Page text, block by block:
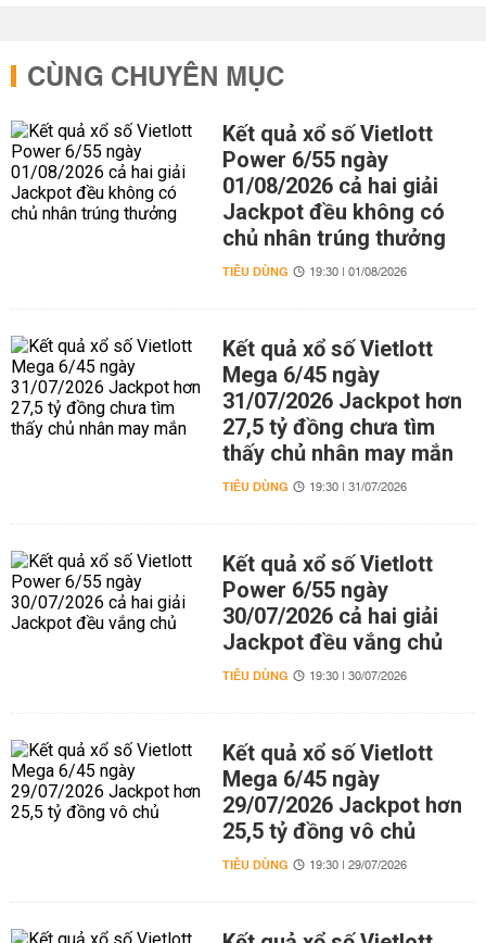
CÙNG CHUYÊN MỤC
Kết quả xổ số Vietlott
Power 6/55 ngày
01/08/2026 cả hai giải
Jackpot đều không có
chủ nhân trúng thưởng
TIÊU DÙNG 19:30 | 01/08/2026
Kết quả xổ số Vietlott
Mega 6/45 ngày
31/07/2026 Jackpot hơn
27,5 tỷ đồng chưa tìm
thấy chủ nhân may mắn
TIÊU DÙNG 19:30 | 31/07/2026
Kết quả xổ số Vietlott
Power 6/55 ngày
30/07/2026 cả hai giải
Jackpot đều vắng chủ
TIÊU DÙNG 19:30 | 30/07/2026
Kết quả xổ số Vietlott
Mega 6/45 ngày
29/07/2026 Jackpot hơn
25,5 tỷ đồng vô chủ
TIÊU DÙNG 19:30 | 29/07/2026